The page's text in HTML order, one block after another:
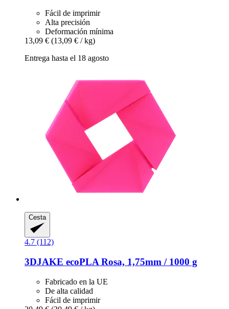
Fácil de imprimir
Alta precisión
Deformación mínima
13,09 € (13,09 € / kg)
Entrega hasta el 18 agosto
Cesta
4.7 (112)
3DJAKE ecoPLA Rosa, 1,75mm / 1000 g
Fabricado en la UE
De alta calidad
Fácil de imprimir